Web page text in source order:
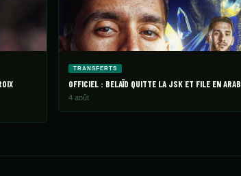
TRANSFERTS
OFFICIEL : BELAÏD QUITTE LA JSK ET FILE EN
4 août